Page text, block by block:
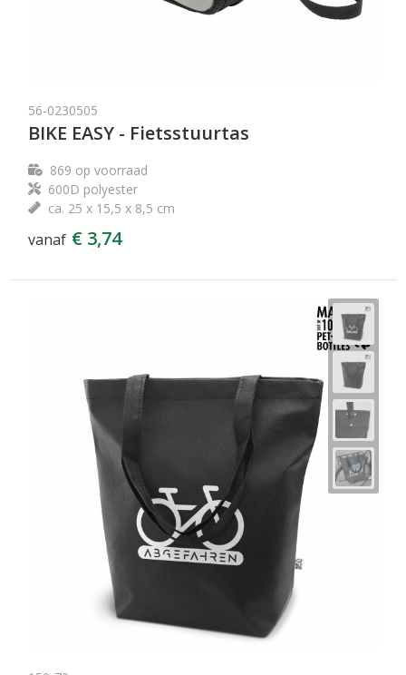
56-0230505
BIKE EASY - Fietsstuurtas
869 op voorraad
600D polyester
ca. 25 x 15,5 x 8,5 cm
vanaf € 3,74